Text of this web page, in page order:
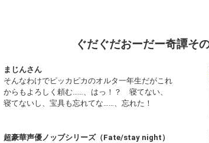
ぐだぐだおーだー奇譚そ
まじんさん
そんなわけでピッカピカのオルタ一年生だがこれ
からもよろしく頼む……、はっ！？ 寝てない、
寝てないし、宝具も忘れてな……、忘れた！
超豪華声優ノッブシリーズ（Fate/stay night）